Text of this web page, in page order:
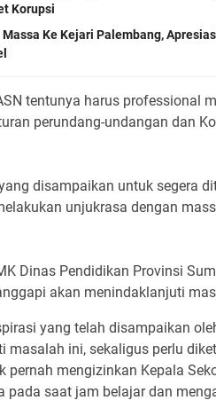
Korupsi
Massa Ke Kejari Palembang,
tentunya harus professional
perundang-undangan dan
disampaikan untuk segera
unjukrasa dengan
Dinas Pendidikan Provinsi
akan menindaklanjuti
yang telah disampaikan
masalah ini, sekaligus perlu
pernah mengizinkan Kepala
pada saat jam belajar dan